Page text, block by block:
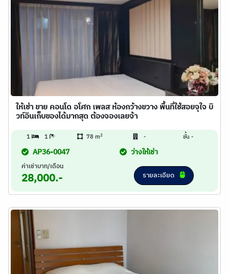
ให้เช่า ขาย คอนโด อโศก เพลส ห้องกว้างขวาง พื้นที่ใช้สอยจุใจ บิ
วท์อินเก็บของได้มากสุด ต้องจองเลยจ้า
1 1 78 m2 - ชั้น -
AP36-0047 ว่างให้เช่า
ค่าเช่าบาท/เดือน
28,000.- รายละเอียด